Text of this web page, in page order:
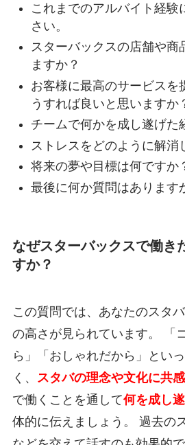
これまでのアルバイト経験
さい。
スターバックスの店舗や商
ますか？
お客様に最高のサービスを
うすれば良いと思いますか
チームで何かを成し遂げた
ストレスをどのように解消
将来の夢や目標は何ですか
最後に何か質問はあります
なぜスターバックスで働き
すか？
この質問では、あなたのスタ
の高さが見られています。 「
ら」「おしゃれだから」とい
く、 スタバの理念や文化に共
で働くことを通して何を成し
体的に伝えましょう。 過去の